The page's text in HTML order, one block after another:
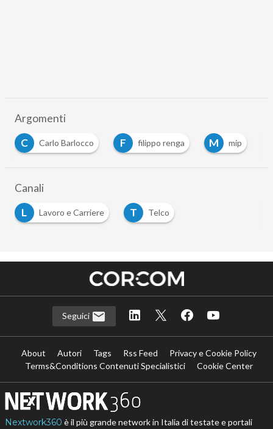
Argomenti
C
Carlo Barlocco F filippo renga M mip
Canali
L
Lavoro e Carriere T Telco
Seguici
About Autori Tags Rss Feed
Privacy e Cookie Policy
Terms&Conditions Contenuti Specialistici
Cookie Center
Nextwork360 è il più grande network in Italia di testate e portali